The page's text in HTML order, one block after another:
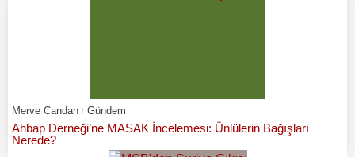
Merve Candan Gündem
Ahbap Derneği’ne MASAK İncelemesi: Ünlülerin Bağışları
Nerede?